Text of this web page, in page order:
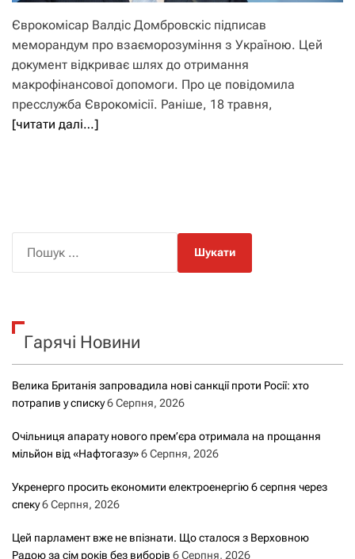
Єврокомісар Валдіс Домбровскіс підписав
меморандум про взаєморозуміння з Україною. Цей
документ відкриває шлях до отримання
макрофінансової допомоги. Про це повідомила
пресслужба Єврокомісії. Раніше, 18 травня,
[читати далі…]
к
Гарячі Новини
Велика Британія запровадила нові санкції проти Росії: хто
потрапив у списку6 Серпня, 2026
Очільниця апарату нового прем’єра отримала на прощання
мільйон від «Нафтогазу»6 Серпня, 2026
Укренерго просить економити електроенергію 6 серпня через
спеку6 Серпня, 2026
Цей парламент вже не впізнати. Що сталося з Верховною
Радою за сім років без виборів 6 Серпня, 2026